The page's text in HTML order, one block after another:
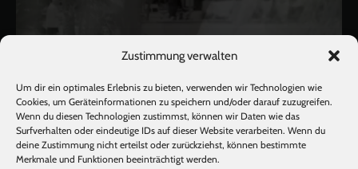
Zustimmung verwalten
Um dir ein optimales Erlebnis zu bieten, verwenden wir Technologien wie
Cookies, um Geräteinformationen zu speichern und/oder darauf zuzugreifen.
Wenn du diesen Technologien zustimmst, können wir Daten wie das
Surfverhalten oder eindeutige IDs auf dieser Website verarbeiten. Wenn du
deine Zustimmung nicht erteilst oder zurückziehst, können bestimmte
Merkmale und Funktionen beeinträchtigt werden.
Mehr laden Auf Instagram folgen